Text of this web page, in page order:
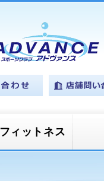
フィットネス